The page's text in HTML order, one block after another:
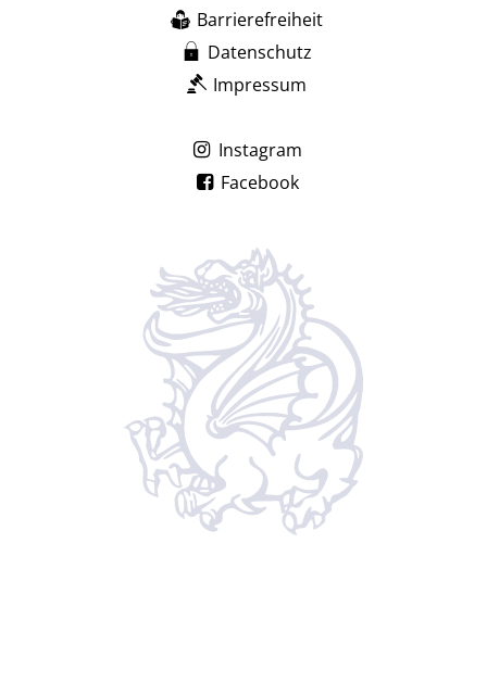
Barrierefreiheit
Datenschutz
Impressum
Instagram
Facebook